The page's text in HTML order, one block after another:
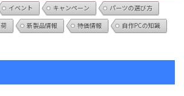
イベント キャンペーン
パーツの選び方
新製品情報 特価情報
自作PCの知識